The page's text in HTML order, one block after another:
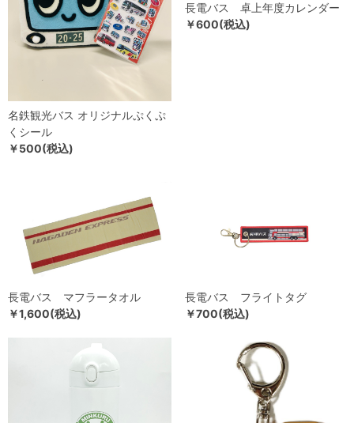
名鉄観光バス オリジナルぷくぷ
くシール
￥500(税込)
長電バス 卓上年度カレンダー
￥600(税込)
長電バス マフラータオル
￥1,600(税込)
長電バス フライトタグ
￥700(税込)